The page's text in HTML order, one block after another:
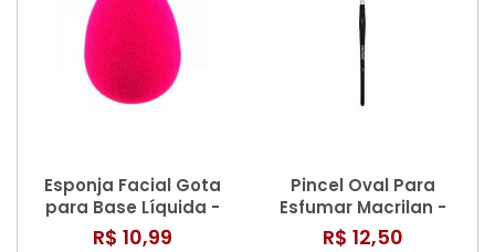
Esponja Facial Gota
para Base Líquida -
NN024
R$ 10,99
Pincel Oval Para
Esfumar Macrilan -
A27
R$ 12,50